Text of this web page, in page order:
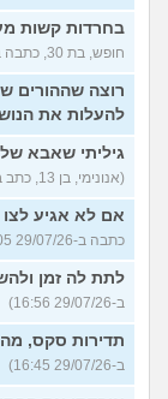
בחרדות קשות
חופש, בת 30, כתבה ב-29/07/26 17:47)
רוצה שההורים
להעלות את
גיליתי שאבא
(אנונימי, בן 13, כתב ב-29/07/26 17:25)
אם לא אגיע לצו
כתבה ב-29/07/26 17:05)
לתת לה זמן
ב-29/07/26 16:56)
תדירות סקס,
ב-29/07/26 16:45)